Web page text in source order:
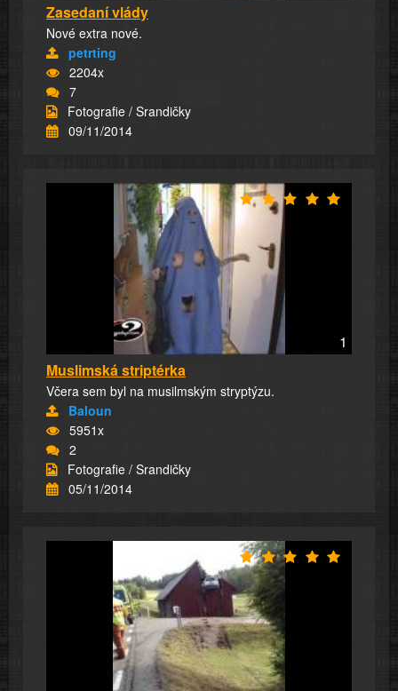
Zasedaní vlády
Nové extra nové.
petrting
2204x
7
Fotografie / Srandičky
09/11/2014
1
Muslimská striptérka
Včera sem byl na musilmským stryptýzu.
Baloun
5951x
2
Fotografie / Srandičky
05/11/2014